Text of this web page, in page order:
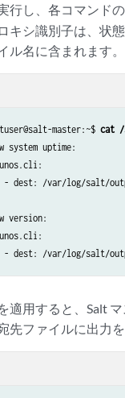
行し、各コマンド
キシ識別子は、状
ル名に含まれます。
master:~$ cat
system uptime:
- dest: /var/log/salt/
version:
適用すると、Salt
先ファイルに出力を